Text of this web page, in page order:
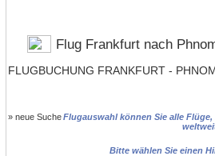
Flug Frankfurt nach
FLUGBUCHUNG FRANKFURT -
» neue SucheFlugauswahl können Sie alle
Bitte wählen Sie einen